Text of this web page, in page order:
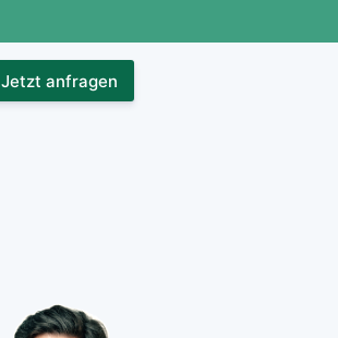
Jetzt anfragen